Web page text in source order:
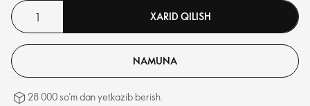
XARID QILISH
NAMUNA
28 000 so’m dan yetkazib berish.